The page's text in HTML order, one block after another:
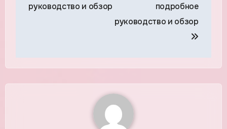
руководство и обзор
подробное
руководство и обзор